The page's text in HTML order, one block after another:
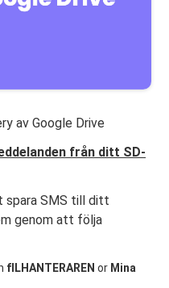
av Google Drive
från ditt SD-
spara SMS till ditt
genom att följa
fILHANTERAREN or Mina